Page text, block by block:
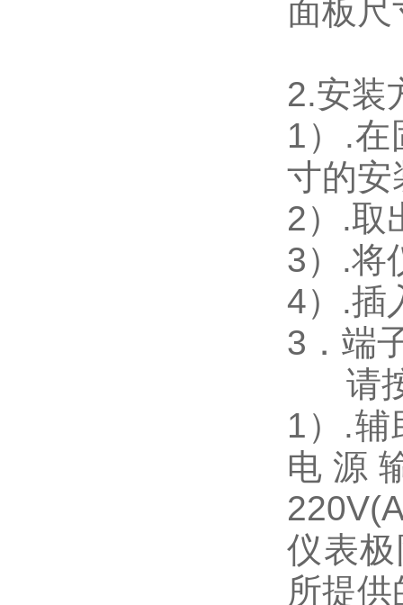
面板尺
2.安装
1 ）.
寸的安
2）.取
3）.将
4）.插
3 ．端
请
1 ） .辅
电源
仪表
所提